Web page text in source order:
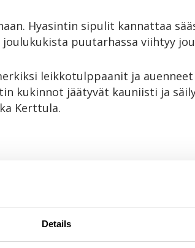
Details
Hyasintin sipulit kannattaa
puutarhassa viihtyy
leikkotulppaanit ja
kukinnot jäätyvät kauniisti ja
Kerttula.
Nuoret (30 v ja
nuoremmat)